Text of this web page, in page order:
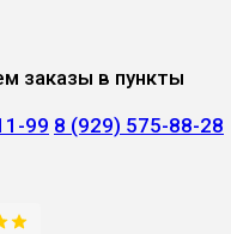
заказы в пункты
99 8 (929) 575-88-28